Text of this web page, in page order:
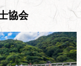
協会